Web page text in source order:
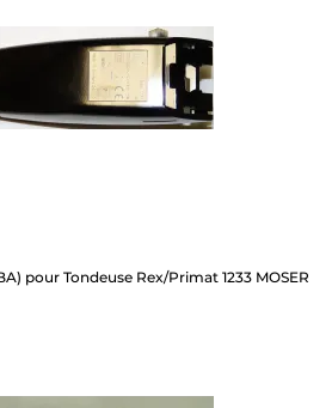
pour Tondeuse Rex/Primat 1233 MOSER